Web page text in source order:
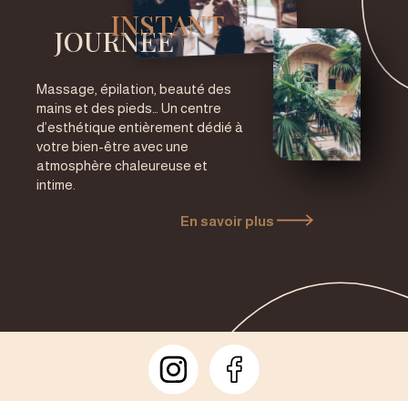
INSTANT
JOURNÉE
Massage, épilation, beauté des
mains et des pieds… Un centre
d’esthétique entièrement dédié à
votre bien-être avec une
atmosphère chaleureuse et
intime.
En savoir plus